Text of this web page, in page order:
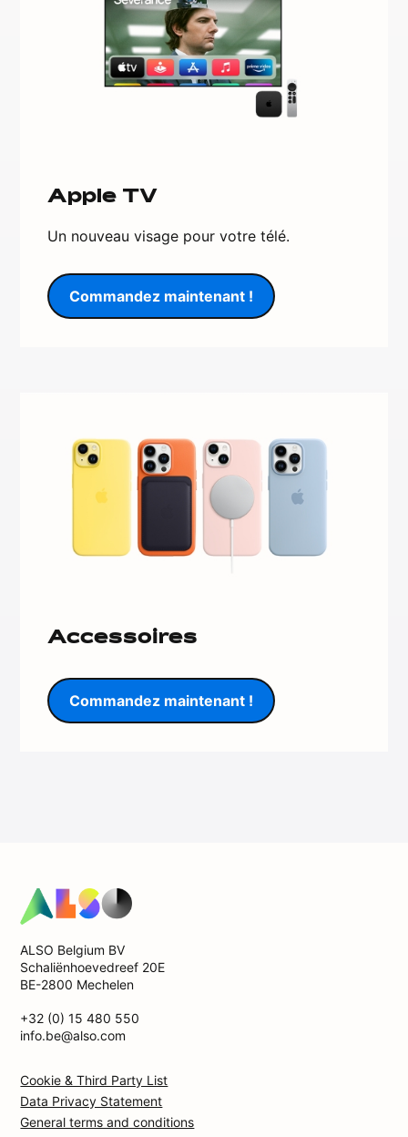
Apple TV
Un nouveau visage pour votre télé.
Commandez maintenant !
Accessoires
Commandez maintenant !
ALSO Belgium BV
Schaliënhoevedreef 20E
BE-2800 Mechelen
+32 (0) 15 480 550
info.be@also.com
Cookie & Third Party List
Data Privacy Statement
General terms and conditions